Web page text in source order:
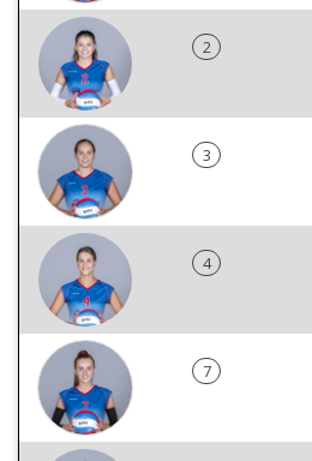
2
3
4
7